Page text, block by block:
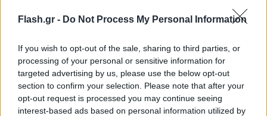
Flash.gr - Do Not Process My Personal Information
If you wish to opt-out of the sale, sharing to third parties, or
processing of your personal or sensitive information for
targeted advertising by us, please use the below opt-out
section to confirm your selection. Please note that after your
opt-out request is processed you may continue seeing
interest-based ads based on personal information utilized by
https://www.youtube.com/watch?v=R5tFOD4i4jo
Συγκεκριμένα, τα δημοσιεύματα αναφέρουν πως η
μεταγραφή δεν θα εξαρτηθεί με το αν οι
«ερυθρόλευκοι» θα προκριθούν ή όχι έναντι της
Σλόβαν.